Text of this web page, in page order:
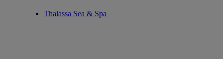
Thalassa Sea & Spa